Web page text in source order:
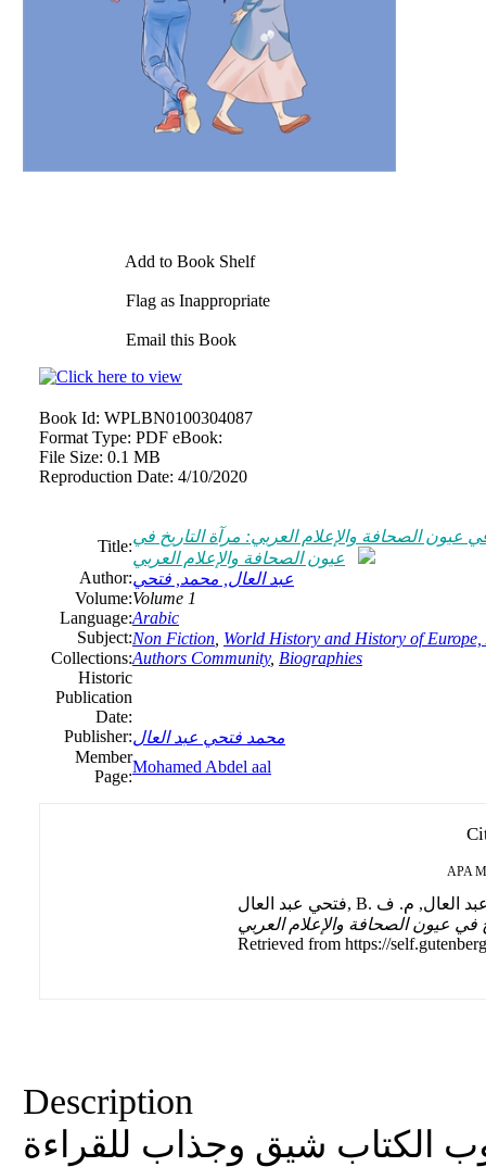
Add to Book Shelf
Flag as Inappropriate
Email this Book
Book Id: WPLBN0100304087
Format Type: PDF eBook:
File Size: 0.1 MB
Reproduction Date: 4/10/2020
Title:
عيون الصحافة والإعلام العربي: مرآة التاريخ في
عيون الصحافة والإعلام العربي
Author:عبد العال, محمد, فتحي
Volume:Volume 1
Language:Arabic
Subject:Non Fiction World History and History of
Collections:Authors Community, Biographies
Historic
Publication
Date:
Publisher:محمد فتحي عبد العال
Member
Page:
Mohamed Abdel aal
APA
في عيون الصحافة والإعلام العربي
Retrieved from https://
Description
الكتاب شيق وجذاب للقراءة